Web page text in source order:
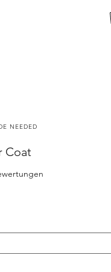
Coat
von fünf Sternen,
NEEDED